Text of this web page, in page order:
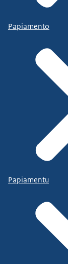
Papiamento
Papiamentu